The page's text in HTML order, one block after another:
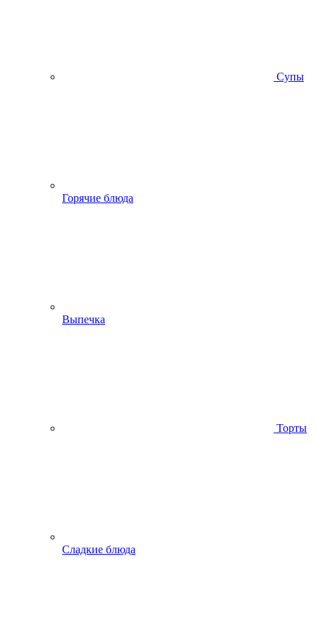
Супы
Горячие блюда
Выпечка
Торты
Сладкие блюда